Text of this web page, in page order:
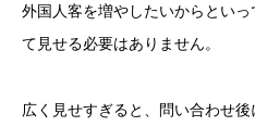
外国人客を増やしたいからとい
て見せる必要はありません。
広く見せすぎると、問い合わせ